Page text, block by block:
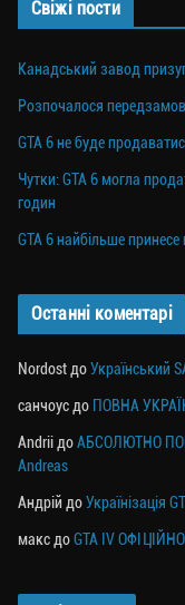
Свіжі пости
Канадський завод
Розпочалося
GTA 6 не буде
Чутки: GTA 6 могла
годин
GTA 6 найбільше
Останні коментарі
Nordost доУкраїнський
санчоус до ПОВНА
Andrii доАБСОЛЮТНО
Andreas
Андрій доУкраїнізація
макс доGTA IV